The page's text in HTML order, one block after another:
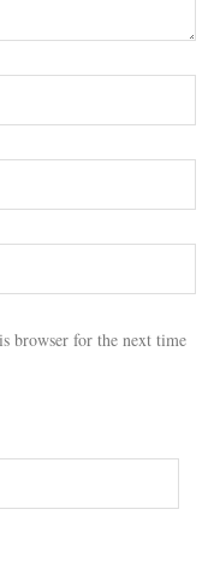
browser for the next time